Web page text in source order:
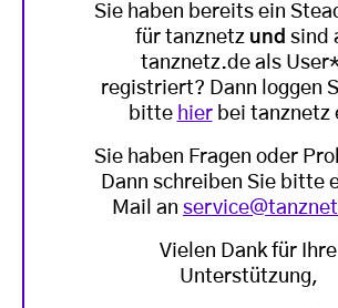
Sie haben bereits ein
für tanznetz und sind
tanznetz.de als
registriert? Dann loggen
bitte hierbei tanznetz
Sie haben Fragen oder
Dann schreiben Sie bitte
Mail an
Vielen Dank für Ihre
Unterstützung,